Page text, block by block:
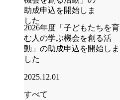
2026年度「子どもたちを育
む人の学ぶ機会を創る活
動」の助成申込を開始しま
した
2025.12.01
すべて